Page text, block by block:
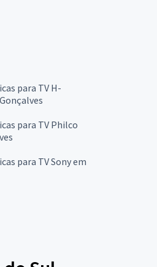
para TV H-
para TV Philco
para TV Sony em